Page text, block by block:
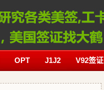
OPT J1J2 V92签证